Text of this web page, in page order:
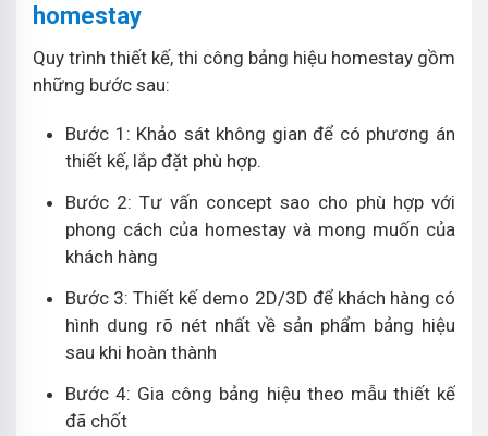
homestay
Quy trình thiết kế, thi công bảng hiệu homestay gồm
những bước sau:
Bước 1: Khảo sát không gian để có phương án
thiết kế, lắp đặt phù hợp.
Bước 2: Tư vấn concept sao cho phù hợp với
phong cách của homestay và mong muốn của
khách hàng
Bước 3: Thiết kế demo 2D/3D để khách hàng có
hình dung rõ nét nhất về sản phẩm bảng hiệu
sau khi hoàn thành
Bước 4: Gia công bảng hiệu theo mẫu thiết kế
đã chốt